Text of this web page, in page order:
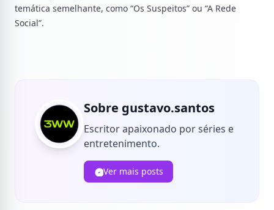
temática semelhante, como “Os Suspeitos” ou “A Rede
Social”.
Sobre gustavo.santos
Escritor apaixonado por séries e
entretenimento.
Ver mais posts